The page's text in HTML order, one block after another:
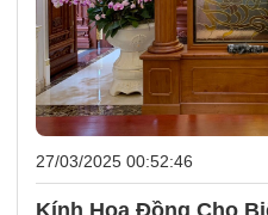
27/03/2025 00:52:46